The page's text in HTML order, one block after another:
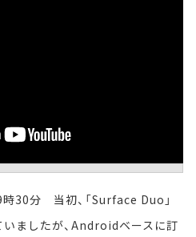
時30分 当初、「Surface Duo」
ましたが、Androidベースに訂